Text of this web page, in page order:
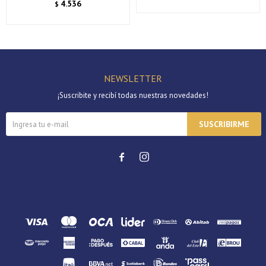
$ 4.536
NEWSLETTER
¡Suscribite y recibí todas nuestras novedades!
SUSCRIBIRME
 
Día